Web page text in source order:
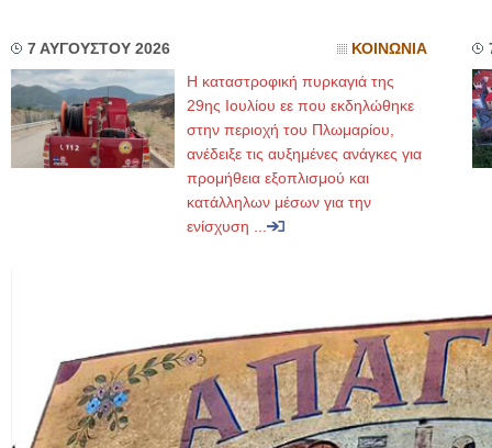
7 ΑΥΓΟΥΣΤΟΥ 2026 ΚΟΙΝΩΝΙΑ
Η καταστροφική πυρκαγιά της
29ης Ιουλίου εε που εκδηλώθηκε
στην περιοχή του Πλωμαρίου,
ανέδειξε τις αυξημένες ανάγκες για
προμήθεια εξοπλισμού και
κατάλληλων μέσων για την
ενίσχυση ...